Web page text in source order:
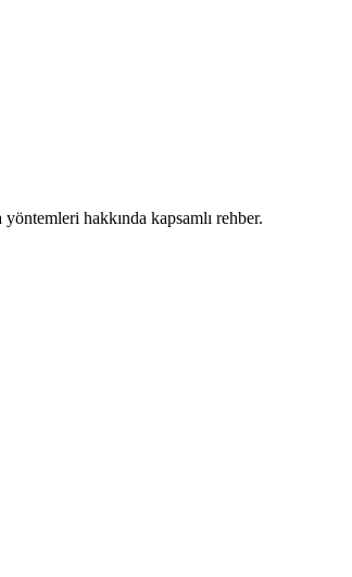
hakkında kapsamlı rehber.